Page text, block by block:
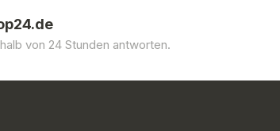
von 24 Stunden antworten.